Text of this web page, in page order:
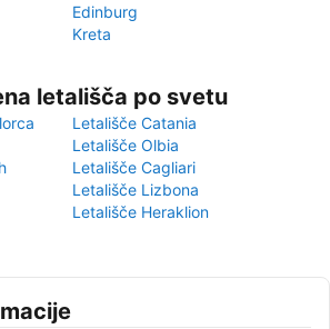
Edinburg
Kreta
letališča po svetu
Letališče Catania
Letališče Olbia
Letališče Cagliari
Letališče Lizbona
Letališče Heraklion